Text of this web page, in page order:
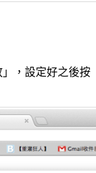
，設定好之後按